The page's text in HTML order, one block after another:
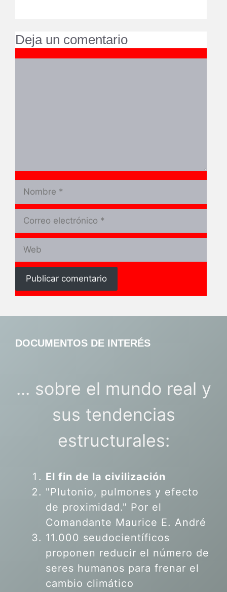
Deja un comentario
Nombre
Correo
Web
DOCUMENTOS DE INTERÉS
... sobre el mundo real y
sus tendencias
estructurales:
El fin de la civilización
"Plutonio, pulmones y efecto
de proximidad." Por el
Comandante Maurice E. André
11.000 seudocientíficos
proponen reducir el número de
seres humanos para frenar el
cambio climático